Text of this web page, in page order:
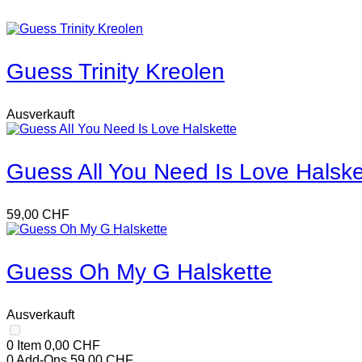
Guess Trinity Kreolen
Ausverkauft
Guess All You Need Is Love
59,00 CHF
Guess Oh My G Halskette
Ausverkauft
0 Item 0,00 CHF